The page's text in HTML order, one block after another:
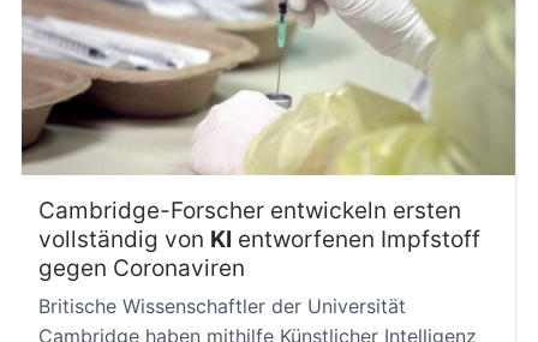
Cambridge-Forscher entwickeln ersten
vollständig von KI entworfenen Impfstoff
gegen Coronaviren
Britische Wissenschaftler der Universität
Cambridge haben mithilfe Künstlicher Intelligenz